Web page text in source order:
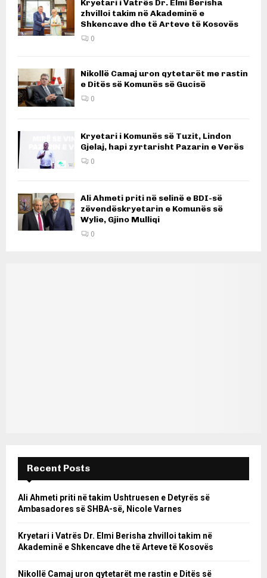
Kryetari i Vatrës Dr. Elmi Berisha
zhvilloi takim në Akademinë e
Shkencave dhe të Arteve të Kosovës
0
Nikollë Camaj uron qytetarët me rastin
e Ditës së Komunës së Gucisë
0
Kryetari i Komunës së Tuzit, Lindon
Gjelaj, hapi zyrtarisht Pazarin e Verës
0
Ali Ahmeti priti në selinë e BDI-së
zëvendëskryetarin e Komunës së
Wylie, Gjino Mulliqi
0
Recent Posts
Ali Ahmeti priti në takim Ushtruesen e Detyrës së
Ambasadores së SHBA-së, Nicole Varnes
Kryetari i Vatrës Dr. Elmi Berisha zhvilloi takim në
Akademinë e Shkencave dhe të Arteve të Kosovës
Nikollë Camaj uron qytetarët me rastin e Ditës së